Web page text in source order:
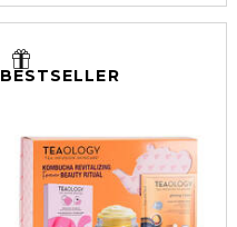
BESTSELLER